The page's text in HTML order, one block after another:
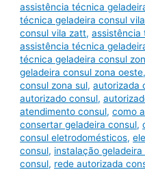
assistência técnica
técnica geladeira consul
consul vila zatt,assistência
assistência técnica
técnica geladeira consul
geladeira consul zona oeste
consul zona sul,autorizada
autorizado consul,
atendimento consul,como
consertar geladeira consul,
consul eletrodomésticos,
consul, instalação geladeira
consul, rede autorizada